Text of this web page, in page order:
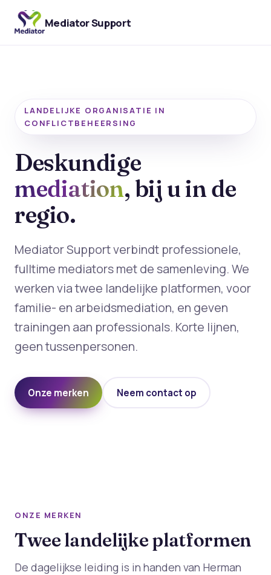
Mediator Support
LANDELIJKE ORGANISATIE IN
CONFLICTBEHEERSING
Deskundige
mediation, bij u in de
regio.
Mediator Support verbindt professionele,
fulltime mediators met de samenleving. We
werken via twee landelijke platformen, voor
familie- en arbeidsmediation, en geven
trainingen aan professionals. Korte lijnen,
geen tussenpersonen.
Onze merken Neem contact op
ONZE MERKEN
Twee landelijke platformen
De dagelijkse leiding is in handen van Herman